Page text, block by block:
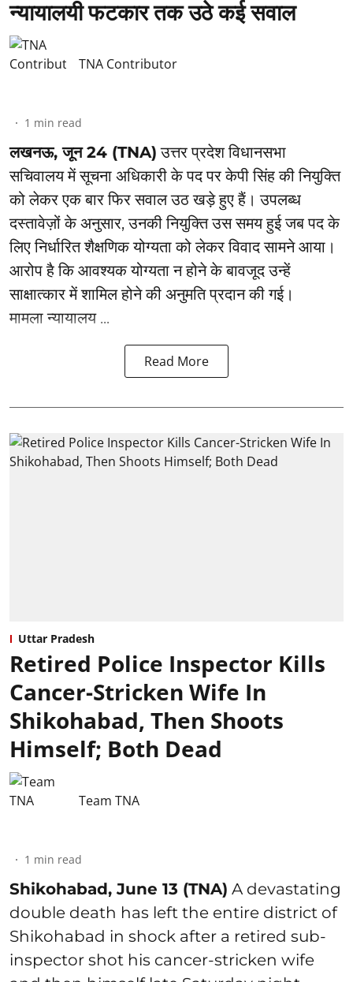
न्यायालयी फटकार तक उठे कई सवाल
TNA Contributor
1 min read
लखनऊ, जून 24 (TNA) उत्तर प्रदेश विधानसभा
सचिवालय में सूचना अधिकारी के पद पर केपी सिंह की नियुक्ति
को लेकर एक बार फिर सवाल उठ खड़े हुए हैं। उपलब्ध
दस्तावेज़ों के अनुसार, उनकी नियुक्ति उस समय हुई जब पद के
लिए निर्धारित शैक्षणिक योग्यता को लेकर विवाद सामने आया।
आरोप है कि आवश्यक योग्यता न होने के बावजूद उन्हें
साक्षात्कार में शामिल होने की अनुमति प्रदान की गई।
मामला न्यायालय ...
Read More
Uttar Pradesh
Retired Police Inspector Kills
Cancer-Stricken Wife In
Shikohabad, Then Shoots
Himself; Both Dead
Team TNA
1 min read
Shikohabad, June 13 (TNA) A devastating
double death has left the entire district of
Shikohabad in shock after a retired sub-
inspector shot his cancer-stricken wife